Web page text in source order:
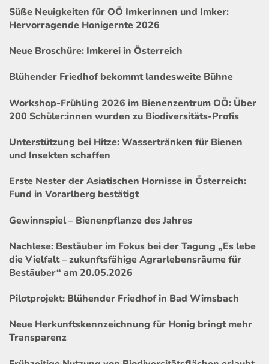
Süße Neuigkeiten für OÖ Imkerinnen und Imker:
Hervorragende Honigernte 2026
Neue Broschüre: Imkerei in Österreich
Blühender Friedhof bekommt landesweite Bühne
Workshop-Frühling 2026 im Bienenzentrum OÖ: Über
200 Schüler:innen wurden zu Biodiversitäts-Profis
Unterstützung bei Hitze: Wassertränken für Bienen
und Insekten schaffen
Erste Nester der Asiatischen Hornisse in Österreich:
Fund in Vorarlberg bestätigt
Gewinnspiel – Bienenpflanze des Jahres
Nachlese: Bestäuber im Fokus bei der Tagung „Es lebe
die Vielfalt – zukunftsfähige Agrarlebensräume für
Bestäuber“ am 20.05.2026
Pilotprojekt: Blühender Friedhof in Bad Wimsbach
Neue Herkunftskennzeichnung für Honig bringt mehr
Transparenz